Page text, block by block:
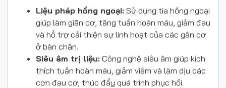
Liệu pháp hồng ngoại: Sử dụng tia hồng ngoại
giúp làm giãn cơ, tăng tuần hoàn máu, giảm đau
và hỗ trợ cải thiện sự linh hoạt của các gân cơ
ở bàn chân.
Siêu âm trị liệu: Công nghệ siêu âm giúp kích
thích tuần hoàn máu, giảm viêm và làm dịu các
cơn đau cơ, thúc đẩy quá trình phục hồi.